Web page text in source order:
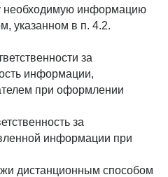
необходимую информацию
указанном в п. 4.2.
за
информации,
при оформлении
за
информации при
дистанционным способом